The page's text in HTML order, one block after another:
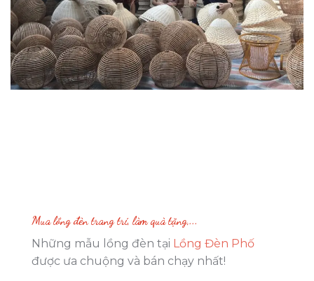
Mua lồng đèn trang trí, làm quà tặng,...
Những mẫu lồng đèn tại Lồng Đèn Phố
được ưa chuộng và bán chạy nhất!